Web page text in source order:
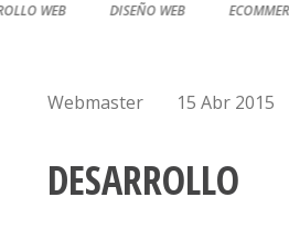
WEB DISEÑO WEB ECOMMERCE
Webmaster 15 Abr 2015
DESARROLLO